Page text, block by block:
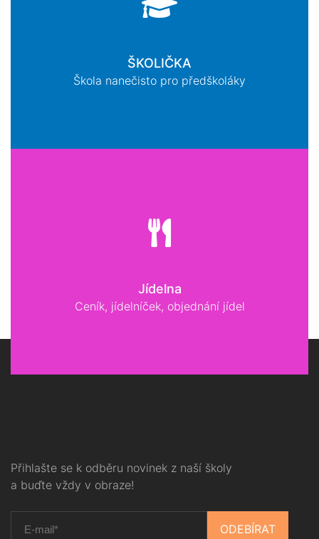
ŠKOLIČKA
Škola nanečisto pro předškoláky
Jídelna
Ceník, jídelníček, objednání jídel
Přihlašte se k odběru novinek z naší školy
a buďte vždy v obraze!
ODEBÍRAT